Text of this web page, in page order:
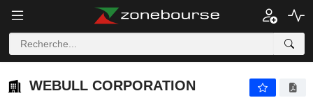
WEBULL CORPORATION
WEBULL CORPORATION